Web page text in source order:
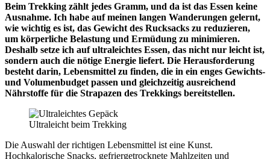
Beim Trekking zählt jedes Gramm, und da ist das Essen keine
Ausnahme. Ich habe auf meinen langen Wanderungen gelernt,
wie wichtig es ist, das Gewicht des Rucksacks zu reduzieren,
um körperliche Belastung und Ermüdung zu minimieren.
Deshalb setze ich auf ultraleichtes Essen, das nicht nur leicht ist,
sondern auch die nötige Energie liefert. Die Herausforderung
besteht darin, Lebensmittel zu finden, die in ein enges Gewichts-
und Volumenbudget passen und gleichzeitig ausreichend
Nährstoffe für die Strapazen des Trekkings bereitstellen.
Ultraleicht beim Trekking
Die Auswahl der richtigen Lebensmittel ist eine Kunst.
Hochkalorische Snacks, gefriergetrocknete Mahlzeiten und